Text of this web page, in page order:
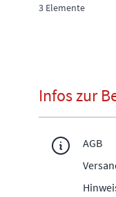
3 Elemente
Infos zur
AGB